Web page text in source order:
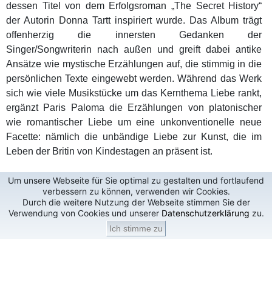
Um unsere Webseite für Sie optimal zu gestalten und fortlaufend
verbessern zu können, verwenden wir Cookies.
Durch die weitere Nutzung der Webseite stimmen Sie der
Verwendung von Cookies und unserer Datenschutzerklärung zu.
Ich stimme zu
dessen Titel von dem Erfolgsroman „The Secret History“
der Autorin Donna Tartt inspiriert wurde. Das Album trägt
offenherzig die innersten Gedanken der
Singer/Songwriterin nach außen und greift dabei antike
Ansätze wie mystische Erzählungen auf, die stimmig in die
persönlichen Texte eingewebt werden. Während das Werk
sich wie viele Musikstücke um das Kernthema Liebe rankt,
ergänzt Paris Paloma die Erzählungen von platonischer
wie romantischer Liebe um eine unkonventionelle neue
Facette: nämlich die unbändige Liebe zur Kunst, die im
Leben der Britin von Kindestagen an präsent ist.